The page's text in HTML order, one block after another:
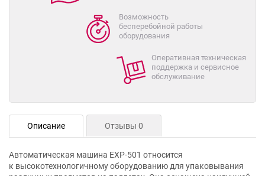
Возможность
бесперебойной работы
оборудования
Оперативная техническая
поддержка и сервисное
обслуживание
Описание Отзывы 0
Автоматическая машина ЕХР-501 относится
к высокотехнологичному оборудованию для упаковывания